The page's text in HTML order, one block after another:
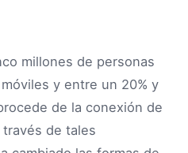
millones de personas
y entre un 20% y
de la conexión de
de tales